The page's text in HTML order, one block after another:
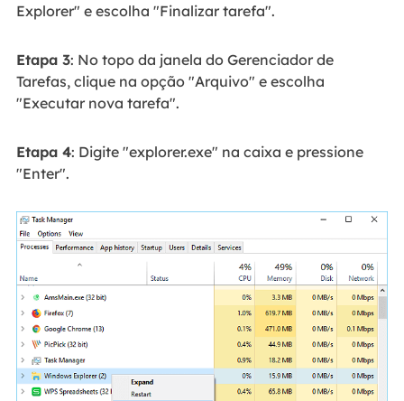
Explorer" e escolha "Finalizar tarefa".
Etapa 3: No topo da janela do Gerenciador de
Tarefas, clique na opção "Arquivo" e escolha
"Executar nova tarefa".
Etapa 4: Digite "explorer.exe" na caixa e pressione
"Enter".